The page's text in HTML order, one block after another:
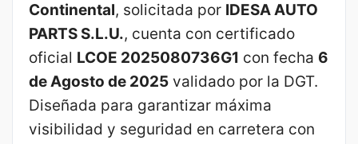
Continental, solicitada por IDESA AUTO
PARTS S.L.U., cuenta con certificado
oficial LCOE 2025080736G1 con fecha 6
de Agosto de 2025 validado por la DGT.
Diseñada para garantizar máxima
visibilidad y seguridad en carretera con